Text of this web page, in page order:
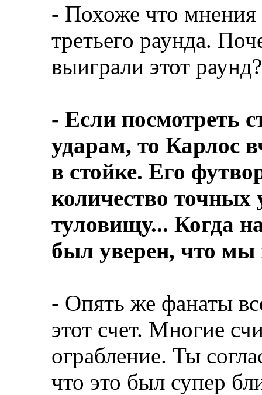
- Похоже что мнения
третьего раунда.
выиграли этот раунд?
- Если посмотреть
ударам, то Карлос
в стойке. Его
количество точных
туловищу... Когда
был уверен, что мы
- Опять же фанаты
этот счет. Многие
ограбление. Ты
что это был супер